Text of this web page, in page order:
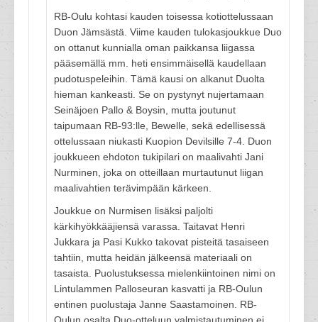
RB-Oulu kohtasi kauden toisessa kotiottelussaan
Duon Jämsästä. Viime kauden tulokasjoukkue Duo
on ottanut kunnialla oman paikkansa liigassa
pääsemällä mm. heti ensimmäisellä kaudellaan
pudotuspeleihin. Tämä kausi on alkanut Duolta
hieman kankeasti. Se on pystynyt nujertamaan
Seinäjoen Pallo & Boysin, mutta joutunut
taipumaan RB-93:lle, Bewelle, sekä edellisessä
ottelussaan niukasti Kuopion Devilsille 7-4. Duon
joukkueen ehdoton tukipilari on maalivahti Jani
Nurminen, joka on otteillaan murtautunut liigan
maalivahtien terävimpään kärkeen.
Joukkue on Nurmisen lisäksi paljolti
kärkihyökkääjiensä varassa. Taitavat Henri
Jukkara ja Pasi Kukko takovat pisteitä tasaiseen
tahtiin, mutta heidän jälkeensä materiaali on
tasaista. Puolustuksessa mielenkiintoinen nimi on
Lintulammen Palloseuran kasvatti ja RB-Oulun
entinen puolustaja Janne Saastamoinen. RB-